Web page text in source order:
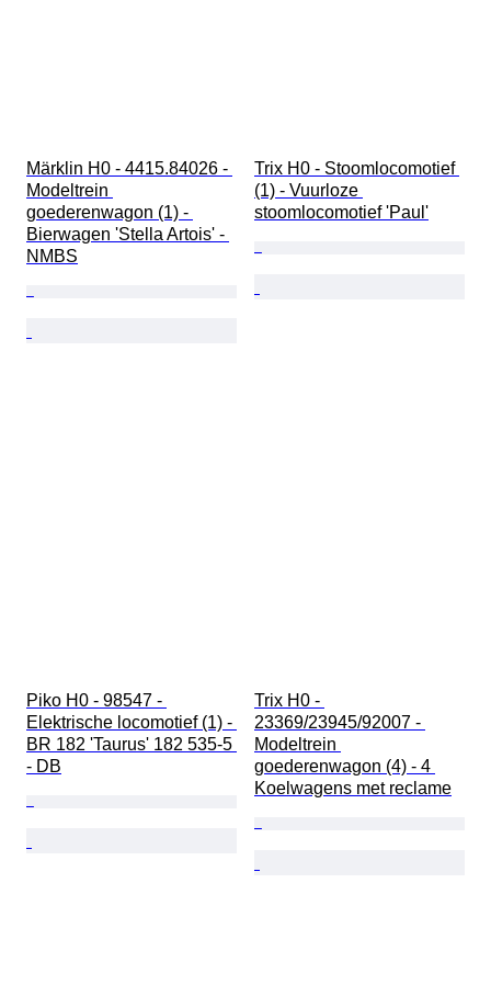
Märklin H0 - 4415.84026 -
Modeltrein
goederenwagon (1) -
Bierwagen 'Stella Artois' -
NMBS
Trix H0 - Stoomlocomotief
(1) - Vuurloze
stoomlocomotief 'Paul'
Piko H0 - 98547 -
Elektrische locomotief (1) -
BR 182 'Taurus' 182 535-5
- DB
Trix H0 -
23369/23945/92007 -
Modeltrein
goederenwagon (4) - 4
Koelwagens met reclame